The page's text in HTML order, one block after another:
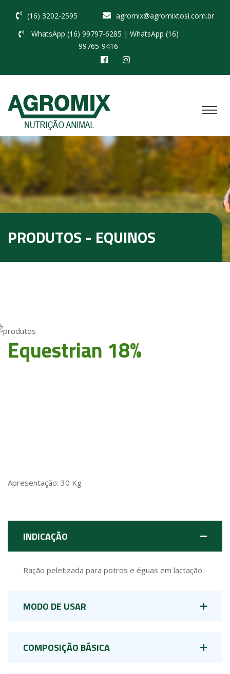
(16) 3202-2595
agromix@agromixtosi.com.br
WhatsApp (16) 99797-6285 | WhatsApp (16)
99765-9416
PRODUTOS - EQUINOS
Equestrian 18%
Apresentação: 30 Kg
INDICAÇÃO
Ração peletizada para potros e éguas em lactação.
MODO DE USAR
COMPOSIÇÃO BÁSICA